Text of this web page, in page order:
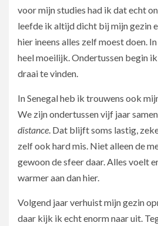
voor mijn studies had ik dat echt
leefde ik altijd dicht bij mijn gezin
hier ineens alles zelf moest doen.
heel moeilijk. Ondertussen begin
draai te vinden.
In Senegal heb ik trouwens ook
We zijn ondertussen vijf jaar
distance. Dat blijft soms lastig,
zelf ook hard mis. Niet alleen de
gewoon de sfeer daar. Alles voelt
warmer aan dan hier.
Volgend jaar verhuist mijn gezin
daar kijk ik echt enorm naar uit.